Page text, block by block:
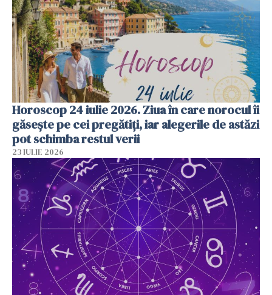
Horoscop 24 iulie 2026. Ziua în care norocul îi
găsește pe cei pregătiți, iar alegerile de astăzi
pot schimba restul verii
23 IULIE 2026